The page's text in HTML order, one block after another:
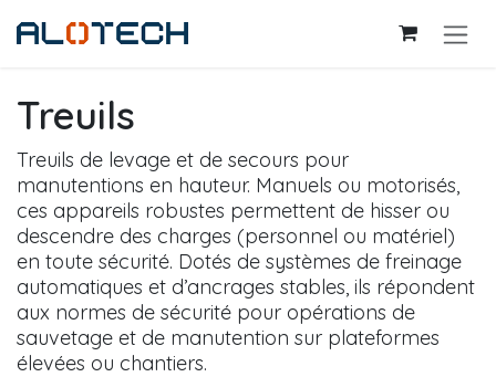
Treuils
Treuils de levage et de secours pour
manutentions en hauteur. Manuels ou motorisés,
ces appareils robustes permettent de hisser ou
descendre des charges (personnel ou matériel)
en toute sécurité. Dotés de systèmes de freinage
automatiques et d’ancrages stables, ils répondent
aux normes de sécurité pour opérations de
sauvetage et de manutention sur plateformes
élevées ou chantiers.